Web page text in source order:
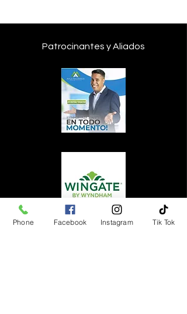
Patrocinantes y Aliados
Phone Facebook Instagram Tik Tok